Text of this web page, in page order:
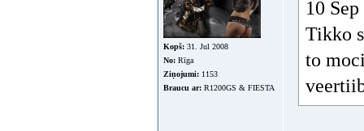
Kopš: 31. Jul 2008
No: Rīga
Ziņojumi: 1153
Braucu ar: R1200GS & FIESTA
10
Tikko
to